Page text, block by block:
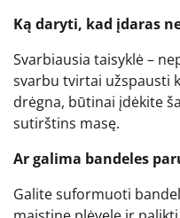
Ką daryti, kad įdaras
Svarbiausia taisyklė –
svarbu tvirtai užspausti
drėgna, būtinai įdėkite
sutirštins masę.
Ar galima bandeles
Galite suformuoti